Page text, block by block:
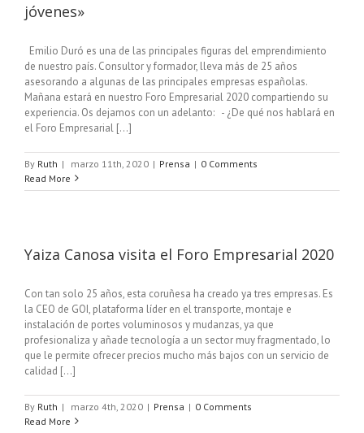
jóvenes»
Emilio Duró es una de las principales figuras del emprendimiento
de nuestro país. Consultor y formador, lleva más de 25 años
asesorando a algunas de las principales empresas españolas.
Mañana estará en nuestro Foro Empresarial 2020 compartiendo su
experiencia. Os dejamos con un adelanto: - ¿De qué nos hablará en
el Foro Empresarial [...]
By Ruth | marzo 11th, 2020 | Prensa | 0 Comments
Read More
Yaiza Canosa visita el Foro Empresarial 2020
Con tan solo 25 años, esta coruñesa ha creado ya tres empresas. Es
la CEO de GOI, plataforma líder en el transporte, montaje e
instalación de portes voluminosos y mudanzas, ya que
profesionaliza y añade tecnología a un sector muy fragmentado, lo
que le permite ofrecer precios mucho más bajos con un servicio de
calidad [...]
By Ruth | marzo 4th, 2020 | Prensa | 0 Comments
Read More